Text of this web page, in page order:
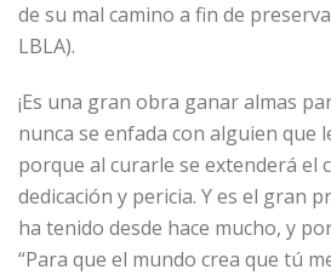
de su mal camino a fin de
LBLA).
¡Es una gran obra ganar almas
nunca se enfada con alguien que
porque al curarle se extenderá el
dedicación y pericia. Y es el gran
ha tenido desde hace mucho, y
“Para que el mundo crea que tú